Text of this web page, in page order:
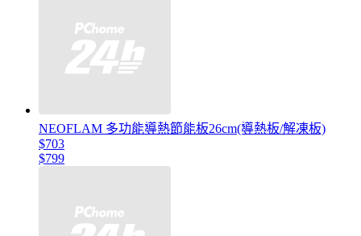
NEOFLAM 多功能導熱節能板26cm(導熱板/解凍板)
$703
$799